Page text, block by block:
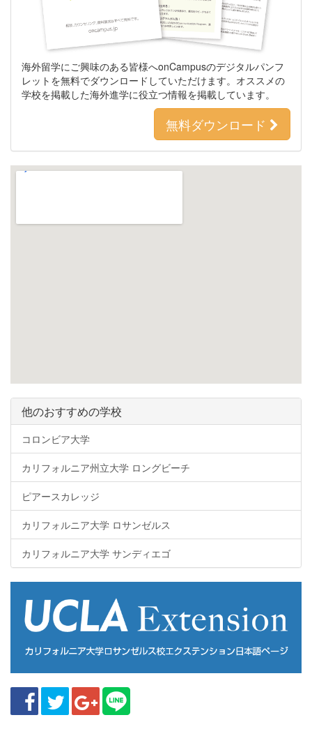
海外留学にご興味のある皆様へonCampusのデジタルパンフ
レットを無料でダウンロードしていただけます。オススメの
学校を掲載した海外進学に役立つ情報を掲載しています。
無料ダウンロード
他のおすすめの学校
コロンビア大学
カリフォルニア州立大学 ロングビーチ
ピアースカレッジ
カリフォルニア大学 ロサンゼルス
カリフォルニア大学 サンディエゴ